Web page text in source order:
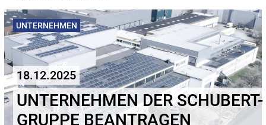
UNTERNEHMEN
18.12.2025
UNTERNEHMEN DER SCHUBERT-
GRUPPE BEANTRAGEN